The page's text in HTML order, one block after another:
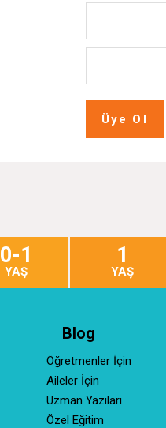
Üye Ol
0-1
YAŞ
1
YAŞ
Blog
Öğretmenler İçin
Aileler İçin
Uzman Yazıları
Özel Eğitim